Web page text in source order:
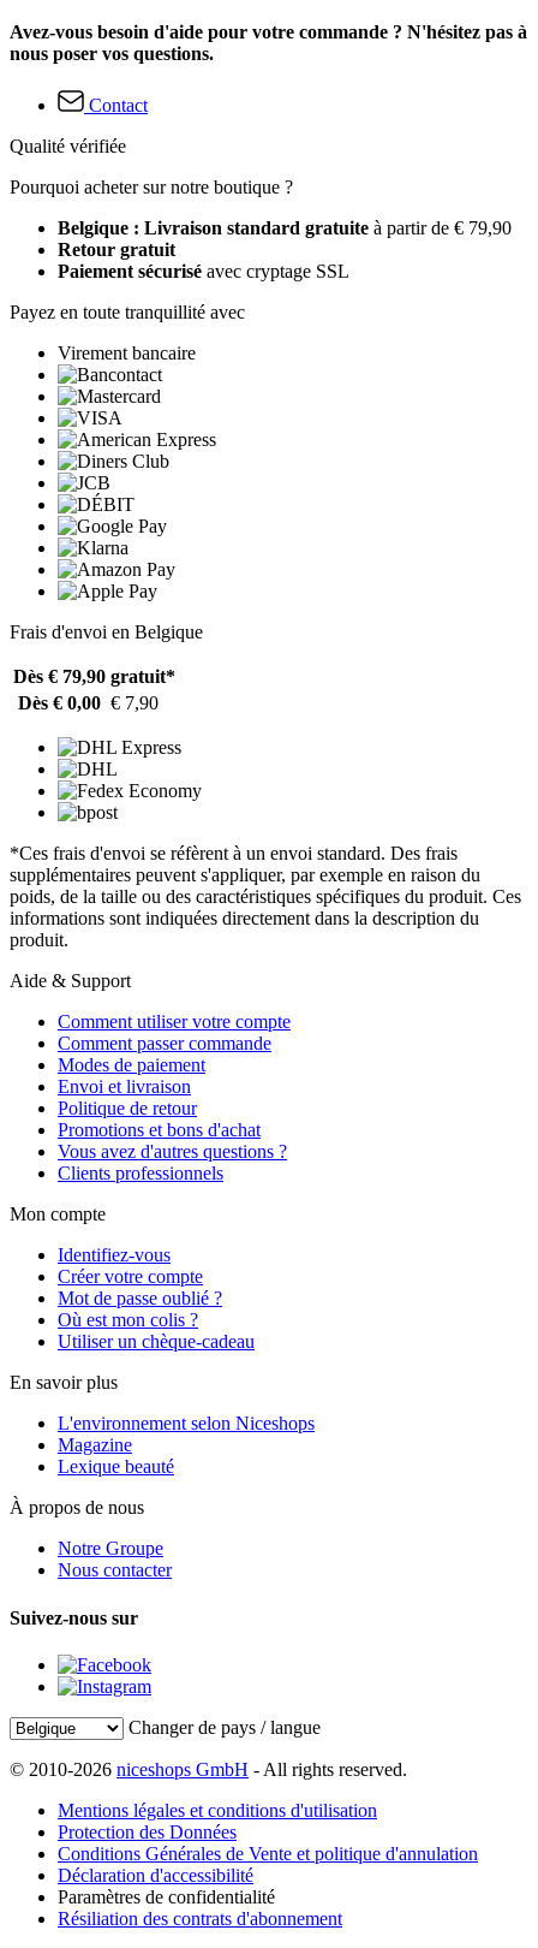
Avez-vous besoin d'aide pour votre commande ? N'hésitez pas à
nous poser vos questions.
Contact
Qualité vérifiée
Pourquoi acheter sur notre boutique ?
Belgique : Livraison standard gratuite à partir de € 79,90
Retour gratuit
Paiement sécurisé avec cryptage SSL
Payez en toute tranquillité avec
Virement bancaire
Frais d'envoi en Belgique
Dès € 79,90 gratuit*
Dès € 0,00 € 7,90
*Ces frais d'envoi se réfèrent à un envoi standard. Des frais
supplémentaires peuvent s'appliquer, par exemple en raison du
poids, de la taille ou des caractéristiques spécifiques du produit. Ces
informations sont indiquées directement dans la description du
produit.
Aide & Support
Comment utiliser votre compte
Comment passer commande
Modes de paiement
Envoi et livraison
Politique de retour
Promotions et bons d'achat
Vous avez d'autres questions ?
Clients professionnels
Mon compte
Identifiez-vous
Créer votre compte
Mot de passe oublié ?
Où est mon colis ?
Utiliser un chèque-cadeau
En savoir plus
L'environnement selon Niceshops
Magazine
Lexique beauté
À propos de nous
Notre Groupe
Nous contacter
Suivez-nous sur
Changer de pays / langue
© 2010-2026 niceshops GmbH - All rights reserved.
Mentions légales et conditions d'utilisation
Protection des Données
Conditions Générales de Vente et politique d'annulation
Déclaration d'accessibilité
Paramètres de confidentialité
Résiliation des contrats d'abonnement